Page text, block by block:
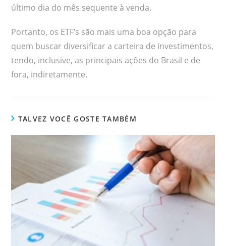
último dia do mês sequente à venda.
Portanto, os ETF’s são mais uma boa opção para
quem buscar diversificar a carteira de investimentos,
tendo, inclusive, as principais ações do Brasil e de
fora, indiretamente.
TALVEZ VOCÊ GOSTE TAMBÉM